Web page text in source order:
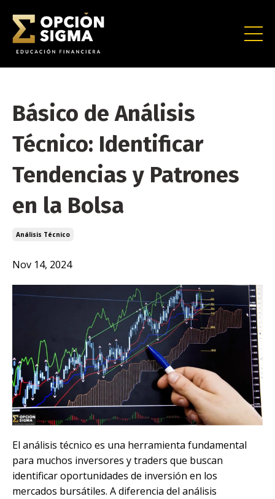
Básico de Análisis
Técnico: Identificar
Tendencias y Patrones
en la Bolsa
Análisis Técnico
Nov 14, 2024
El análisis técnico es una herramienta fundamental
para muchos inversores y traders que buscan
identificar oportunidades de inversión en los
mercados bursátiles. A diferencia del análisis